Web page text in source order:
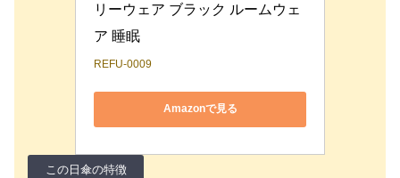
リーウェア ブラック ルームウェ
ア 睡眠
REFU-0009
Amazonで見る
この日傘の特徴